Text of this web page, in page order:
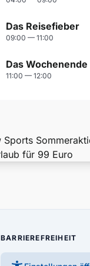
Das Reisefieber
09:00 — 11:00
Das Wochenende
11:00 — 12:00
BARRIEREFREIHEIT